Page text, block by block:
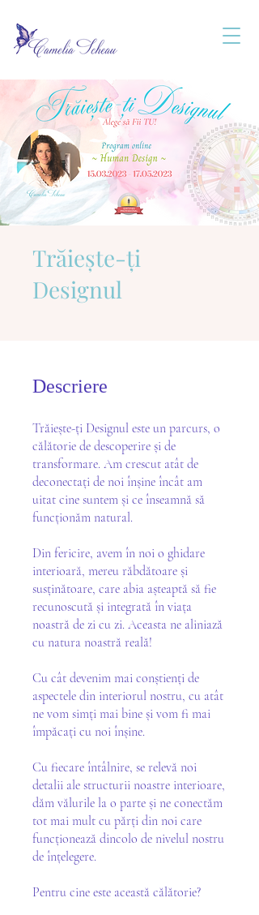
Trăiește-ți
Designul
Descriere
Trăiește-ți Designul este un parcurs, o
călătorie de descoperire și de
transformare. Am crescut atât de
deconectați de noi înșine încât am
uitat cine suntem și ce înseamnă să
funcționăm natural.
Din fericire, avem în noi o ghidare
interioară, mereu răbdătoare și
susținătoare, care abia așteaptă să fie
recunoscută și integrată în viața
noastră de zi cu zi. Aceasta ne aliniază
cu natura noastră reală!
Cu cât devenim mai conștienți de
aspectele din interiorul nostru, cu atât
ne vom simți mai bine și vom fi mai
împăcați cu noi înșine.
Cu fiecare întâlnire, se relevă noi
detalii ale structurii noastre interioare,
dăm vălurile la o parte și ne conectăm
tot mai mult cu părți din noi care
funcționează dincolo de nivelul nostru
de înțelegere.
Pentru cine este această călătorie?